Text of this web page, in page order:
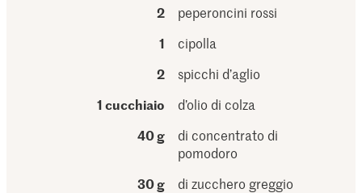
2
peperoncini rossi
1
cipolla
2
spicchi d’aglio
1 cucchiaio
d’olio di colza
40 g
di concentrato di
pomodoro
30 g
di zucchero greggio